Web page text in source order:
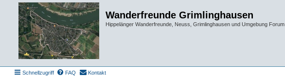
Wanderfreunde Grimlinghausen
Hippelänger Wanderfreunde, Neuss, Grimlinghausen und Umgebung Forum
Schnellzugriff FAQ Kontakt